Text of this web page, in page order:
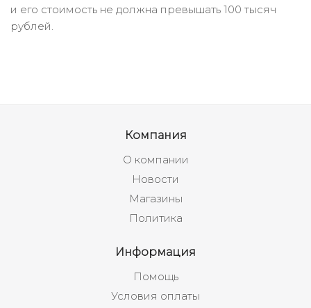
и его стоимость не должна превышать 100 тысяч
рублей.
Компания
О компании
Новости
Магазины
Политика
Информация
Помощь
Условия оплаты